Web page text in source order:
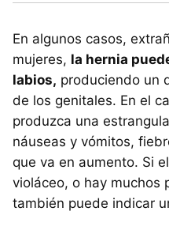
En algunos casos,
mujeres, la hernia
labios, produciendo un
de los genitales. En el
produzca una
náuseas y vómitos,
que va en aumento. Si
violáceo, o hay muchos
también puede indicar